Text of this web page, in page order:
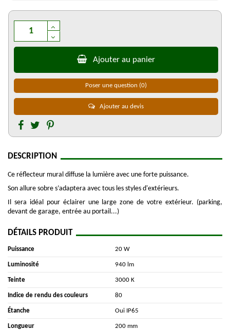
Ajouter au panier
Poser une question (0)
Ajouter au devis
DESCRIPTION
Ce réflecteur mural diffuse la lumière avec une forte puissance.
Son allure sobre s’adaptera avec tous les styles d'extérieurs.
Il sera idéal pour éclairer une large zone de votre extérieur. (parking,
devant de garage, entrée au portail...)
DÉTAILS PRODUIT
Puissance 20 W
Luminosité 940 lm
Teinte 3000 K
Indice de rendu des couleurs 80
Étanche Oui IP65
Longueur 200 mm